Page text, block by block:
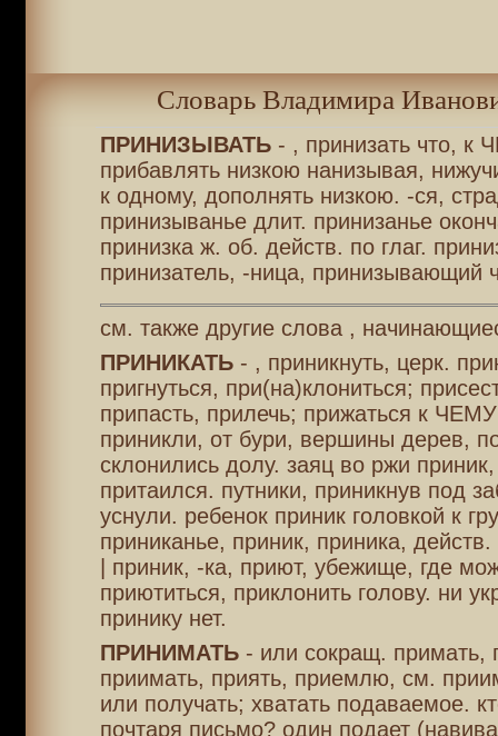
Словарь Владимира
ПРИНИЗЫВАТЬ- , принизать что, к
прибавлять низкою нанизывая,
к одному, дополнять низкою. -ся,
принизыванье длит. принизанье
принизка ж. об. действ. по глаг.
принизатель, -ница, принизывающий
см. также другие слова ,
ПРИНИКАТЬ- , приникнуть, церк.
пригнуться, при(на)клониться;
припасть, прилечь; прижаться к
приникли, от бури, вершины дерев,
склонились долу. заяц во ржи
притаился. путники, приникнув под
уснули. ребенок приник головкой к
приниканье, приник, приника, действ.
| приник, -ка, приют, убежище, где
приютиться, приклонить голову. ни
принику нет.
ПРИНИМАТЬ- или сокращ. примать,
приимать, приять, приемлю, см.
или получать; хватать подаваемое.
почтаря письмо? один подает